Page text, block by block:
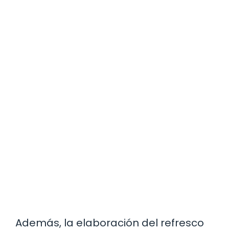
Además, la elaboración del refresco